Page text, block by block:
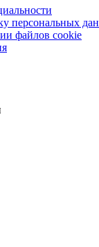
персональных
файлов cookie